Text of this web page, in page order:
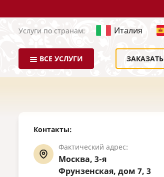
Услуги по странам: Италия
ВСЕ УСЛУГИ ЗАКАЗАТЬ
Контакты:
Фактический адрес:
Москва, 3-я
Фрунзенская, дом 7, 3